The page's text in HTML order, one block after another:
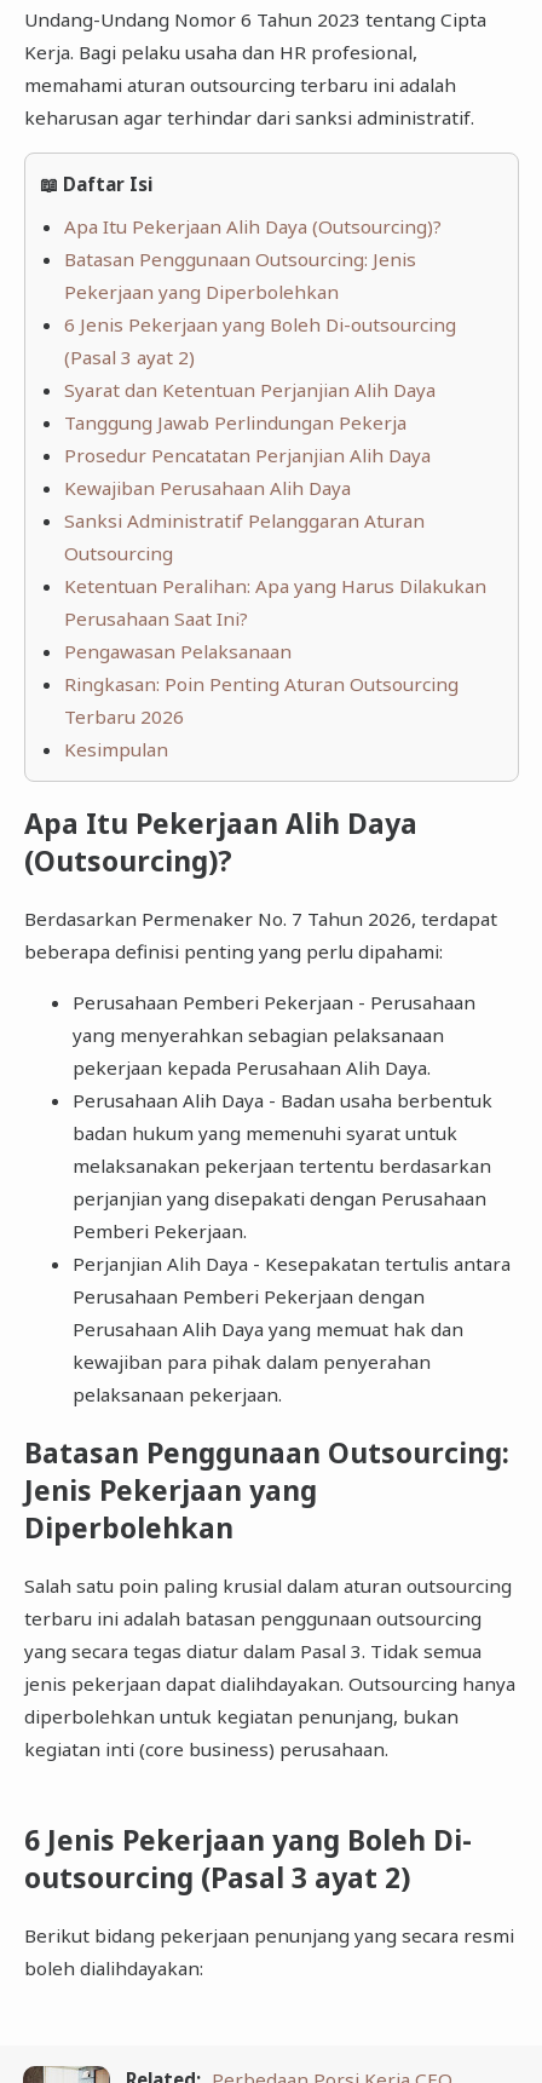
Undang-Undang Nomor 6 Tahun 2023 tentang Cipta
Kerja. Bagi pelaku usaha dan HR profesional,
memahami aturan outsourcing terbaru ini adalah
keharusan agar terhindar dari sanksi administratif.
📖 Daftar Isi
Apa Itu Pekerjaan Alih Daya (Outsourcing)?
Batasan Penggunaan Outsourcing: Jenis
Pekerjaan yang Diperbolehkan
6 Jenis Pekerjaan yang Boleh Di-outsourcing
(Pasal 3 ayat 2)
Syarat dan Ketentuan Perjanjian Alih Daya
Tanggung Jawab Perlindungan Pekerja
Prosedur Pencatatan Perjanjian Alih Daya
Kewajiban Perusahaan Alih Daya
Sanksi Administratif Pelanggaran Aturan
Outsourcing
Ketentuan Peralihan: Apa yang Harus Dilakukan
Perusahaan Saat Ini?
Pengawasan Pelaksanaan
Ringkasan: Poin Penting Aturan Outsourcing
Terbaru 2026
Kesimpulan
Apa Itu Pekerjaan Alih Daya
(Outsourcing)?
Berdasarkan Permenaker No. 7 Tahun 2026, terdapat
beberapa definisi penting yang perlu dipahami:
Perusahaan Pemberi Pekerjaan - Perusahaan
yang menyerahkan sebagian pelaksanaan
pekerjaan kepada Perusahaan Alih Daya.
Perusahaan Alih Daya - Badan usaha berbentuk
badan hukum yang memenuhi syarat untuk
melaksanakan pekerjaan tertentu berdasarkan
perjanjian yang disepakati dengan Perusahaan
Pemberi Pekerjaan.
Perjanjian Alih Daya - Kesepakatan tertulis antara
Perusahaan Pemberi Pekerjaan dengan
Perusahaan Alih Daya yang memuat hak dan
kewajiban para pihak dalam penyerahan
pelaksanaan pekerjaan.
Batasan Penggunaan Outsourcing:
Jenis Pekerjaan yang
Diperbolehkan
Salah satu poin paling krusial dalam aturan outsourcing
terbaru ini adalah batasan penggunaan outsourcing
yang secara tegas diatur dalam Pasal 3. Tidak semua
jenis pekerjaan dapat dialihdayakan. Outsourcing hanya
diperbolehkan untuk kegiatan penunjang, bukan
kegiatan inti (core business) perusahaan.
6 Jenis Pekerjaan yang Boleh Di-
outsourcing (Pasal 3 ayat 2)
Berikut bidang pekerjaan penunjang yang secara resmi
boleh dialihdayakan: